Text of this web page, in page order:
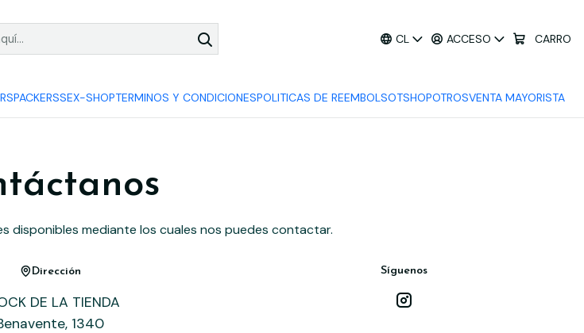
CL ACCESO CARRO
PACKERSSEX-SHOPTERMINOS Y CONDICIONESPOLITICAS DE REEMBOLSOTSHOPOTROSVENTA MAYORISTA
disponibles mediante los cuales nos puedes contactar.
Dirección
DE LA TIENDA
1340
Síguenos